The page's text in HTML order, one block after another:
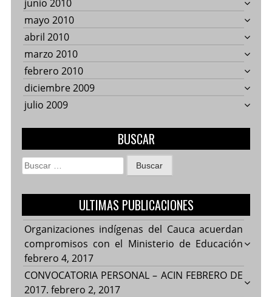
junio 2010
mayo 2010
abril 2010
marzo 2010
febrero 2010
diciembre 2009
julio 2009
BUSCAR
Buscar:
ULTIMAS PUBLICACIONES
Organizaciones indígenas del Cauca acuerdan
compromisos con el Ministerio de Educación
febrero 4, 2017
CONVOCATORIA PERSONAL – ACIN FEBRERO DE
2017. febrero 2, 2017